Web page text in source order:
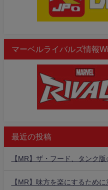
マーベルライバルズ情報
最近の投稿
【MR】ザ・フード、タンク
【MR】味方を楽にするため